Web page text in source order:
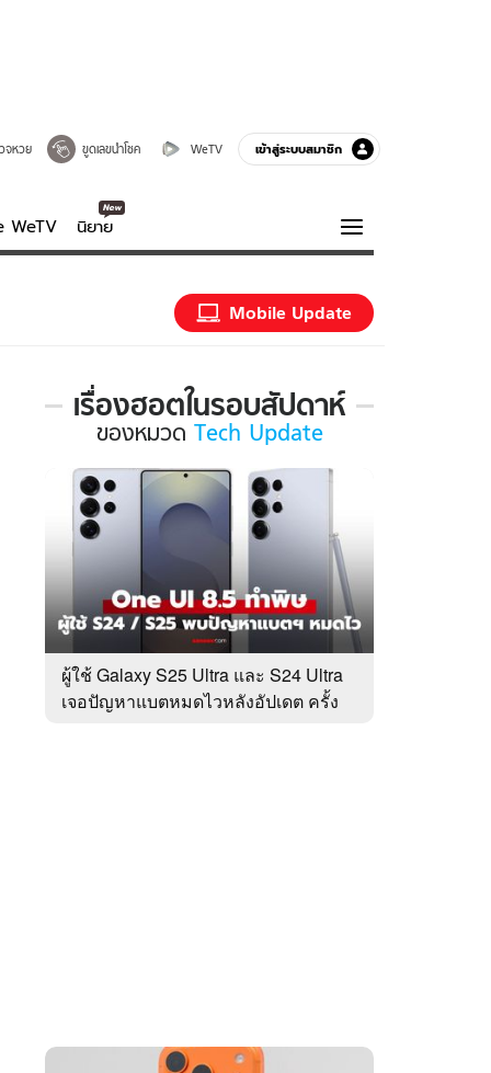
จหวย ขูดเลขนำโชค WeTV เข้าสู่ระบบสมาชิก
WeTV นิยาย
ความรู้รอบตัว
ฮาวทู
Mobile Update
เรื่องฮอตในรอบสัปดาห์
เรื่อง
สัปดาห์
Tech
Update
ของหมวด Tech Update
ผู้ใช้ Galaxy S25 Ultra และ S24 Ultra
เจอปัญหาแบตหมดไวหลังอัปเดต ครั้ง